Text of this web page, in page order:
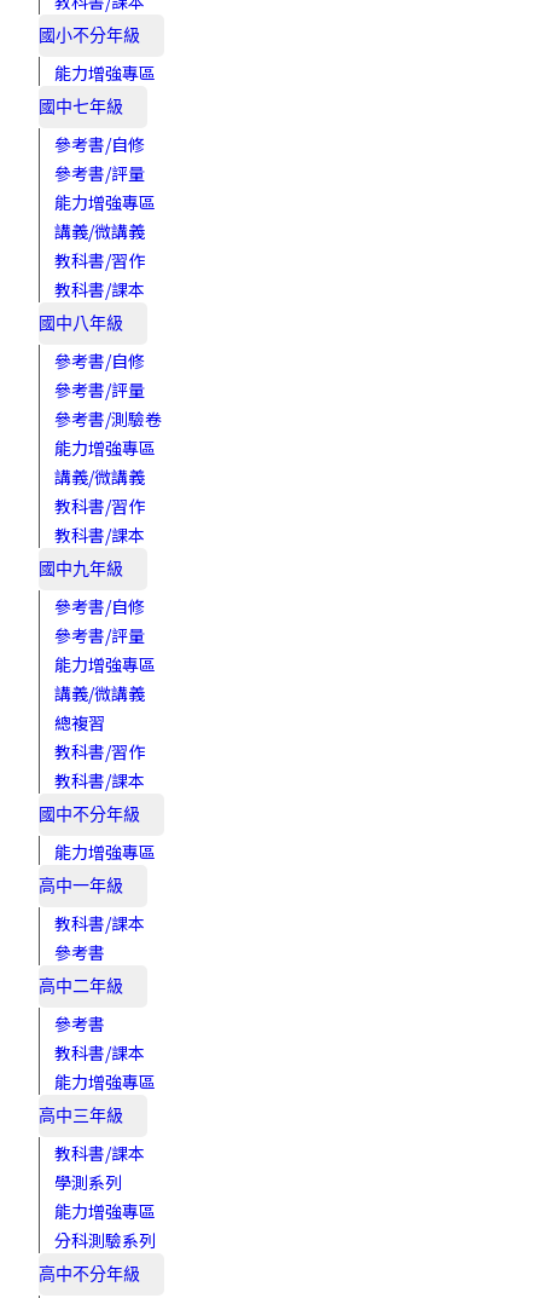
國小不分年級
能力增強專區
國中七年級
參考書/自修
參考書/評量
能力增強專區
講義/微講義
教科書/習作
教科書/課本
國中八年級
參考書/自修
參考書/評量
參考書/測驗卷
能力增強專區
講義/微講義
教科書/習作
教科書/課本
國中九年級
參考書/自修
參考書/評量
能力增強專區
講義/微講義
總複習
教科書/習作
教科書/課本
國中不分年級
能力增強專區
高中一年級
教科書/課本
參考書
高中二年級
參考書
教科書/課本
能力增強專區
高中三年級
教科書/課本
學測系列
能力增強專區
分科測驗系列
高中不分年級